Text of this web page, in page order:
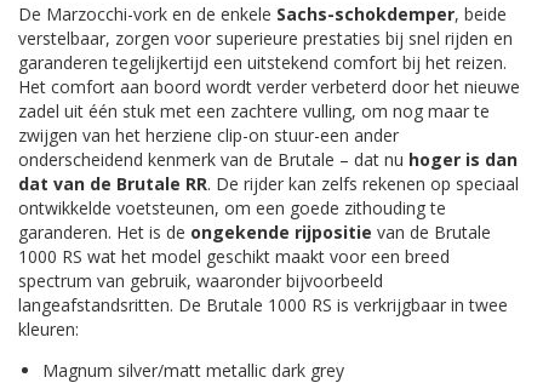
De Marzocchi-vork en de enkele Sachs-schokdemper, beide
verstelbaar, zorgen voor superieure prestaties bij snel rijden en
garanderen tegelijkertijd een uitstekend comfort bij het reizen.
Het comfort aan boord wordt verder verbeterd door het nieuwe
zadel uit één stuk met een zachtere vulling, om nog maar te
zwijgen van het herziene clip-on stuur-een ander
onderscheidend kenmerk van de Brutale – dat nu hoger is dan
dat van de Brutale RR. De rijder kan zelfs rekenen op speciaal
ontwikkelde voetsteunen, om een goede zithouding te
garanderen. Het is de ongekende rijpositie van de Brutale
1000 RS wat het model geschikt maakt voor een breed
spectrum van gebruik, waaronder bijvoorbeeld
langeafstandsritten. De Brutale 1000 RS is verkrijgbaar in twee
kleuren:
Magnum silver/matt metallic dark grey